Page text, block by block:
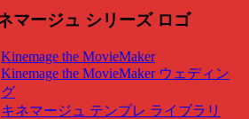
Kinemage the MovieMaker
Kinemage the MovieMaker ウェディン
グ
キネマージュ テンプレ ライブラリ